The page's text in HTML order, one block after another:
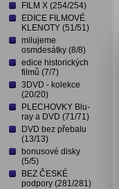
FILM X (254/254)
EDICE FILMOVÉ
KLENOTY (51/51)
milujeme
osmdesátky (8/8)
edice historických
filmů (7/7)
3DVD - kolekce
(20/20)
PLECHOVKY Blu-
ray a DVD (71/71)
DVD bez přebalu
(13/13)
bonusové disky
(5/5)
BEZ ČESKÉ
podpory (281/281)